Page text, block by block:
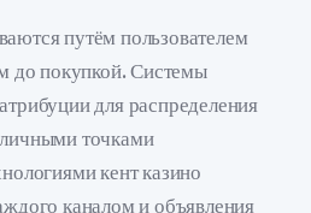
путём пользователем
до покупкой. Системы
для распределения
точками
кент казино
каналом и объявления